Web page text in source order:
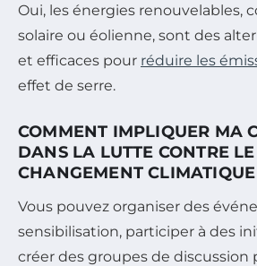
Oui, les énergies renouvelables,
solaire ou éolienne, sont des
et efficaces pour réduire les
effet de serre.
COMMENT IMPLIQUER MA
DANS LA LUTTE CONTRE LE
CHANGEMENT
Vous pouvez organiser des
sensibilisation, participer à des
créer des groupes de discussion